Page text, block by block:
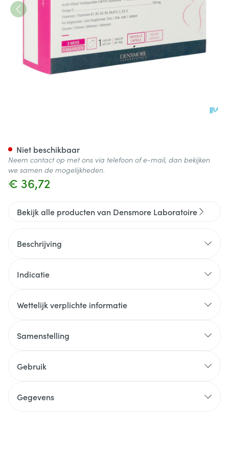
€ 36,72
Niet beschikbaar
Neem contact op met ons via telefoon of e-mail, dan bekijken
we samen de mogelijkheden.
Bekijk alle producten van Densmore Laboratoire
Beschrijving
Indicatie
Wettelijk verplichte informatie
Samenstelling
Gebruik
Gegevens